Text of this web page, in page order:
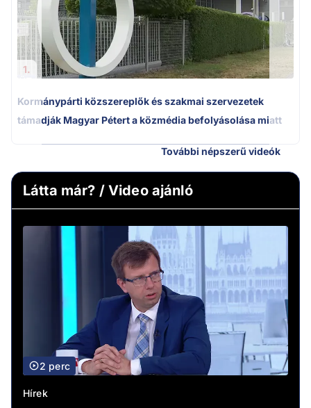
1.
Kormánypárti közszereplők és szakmai szervezetek
támadják Magyar Pétert a közmédia befolyásolása miatt
További népszerű videók
Látta már? / Video ajánló
2 perc
Hírek